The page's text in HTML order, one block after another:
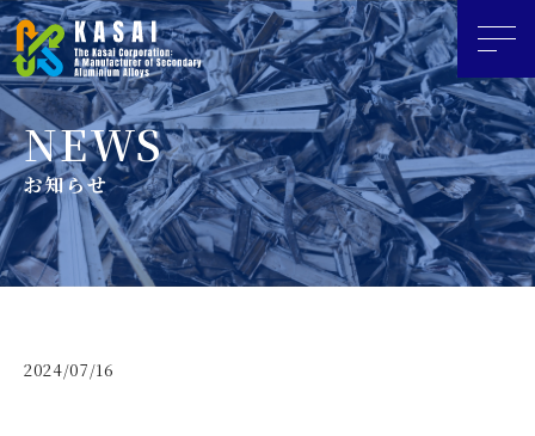
お知らせ
2024/07/16